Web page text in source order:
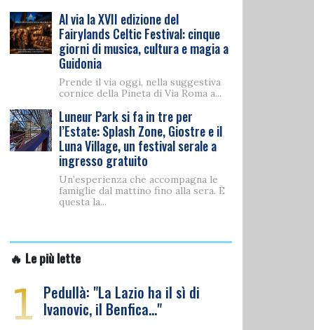
Al via la XVII edizione del
Fairylands Celtic Festival: cinque
giorni di musica, cultura e magia a
Guidonia
Prende il via oggi, nella suggestiva
cornice della Pineta di Via Roma a...
Luneur Park si fa in tre per
l’Estate: Splash Zone, Giostre e il
Luna Village, un festival serale a
ingresso gratuito
Un’esperienza che accompagna le
famiglie dal mattino fino alla sera. È
questa la...
🔥 Le più lette
1 Pedullà: "La Lazio ha il sì di
Ivanovic, il Benfica…"